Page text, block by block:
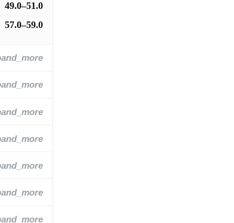
49.0–51.0
57.0–59.0